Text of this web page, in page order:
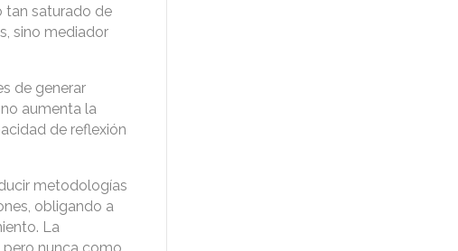
tan saturado de
sino mediador
de generar
aumenta la
de reflexión
metodologías
obligando a
La